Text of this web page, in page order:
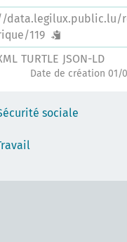
data.legilux.public.lu/
119
TURTLE JSON-LD
Date de création 01/
sociale